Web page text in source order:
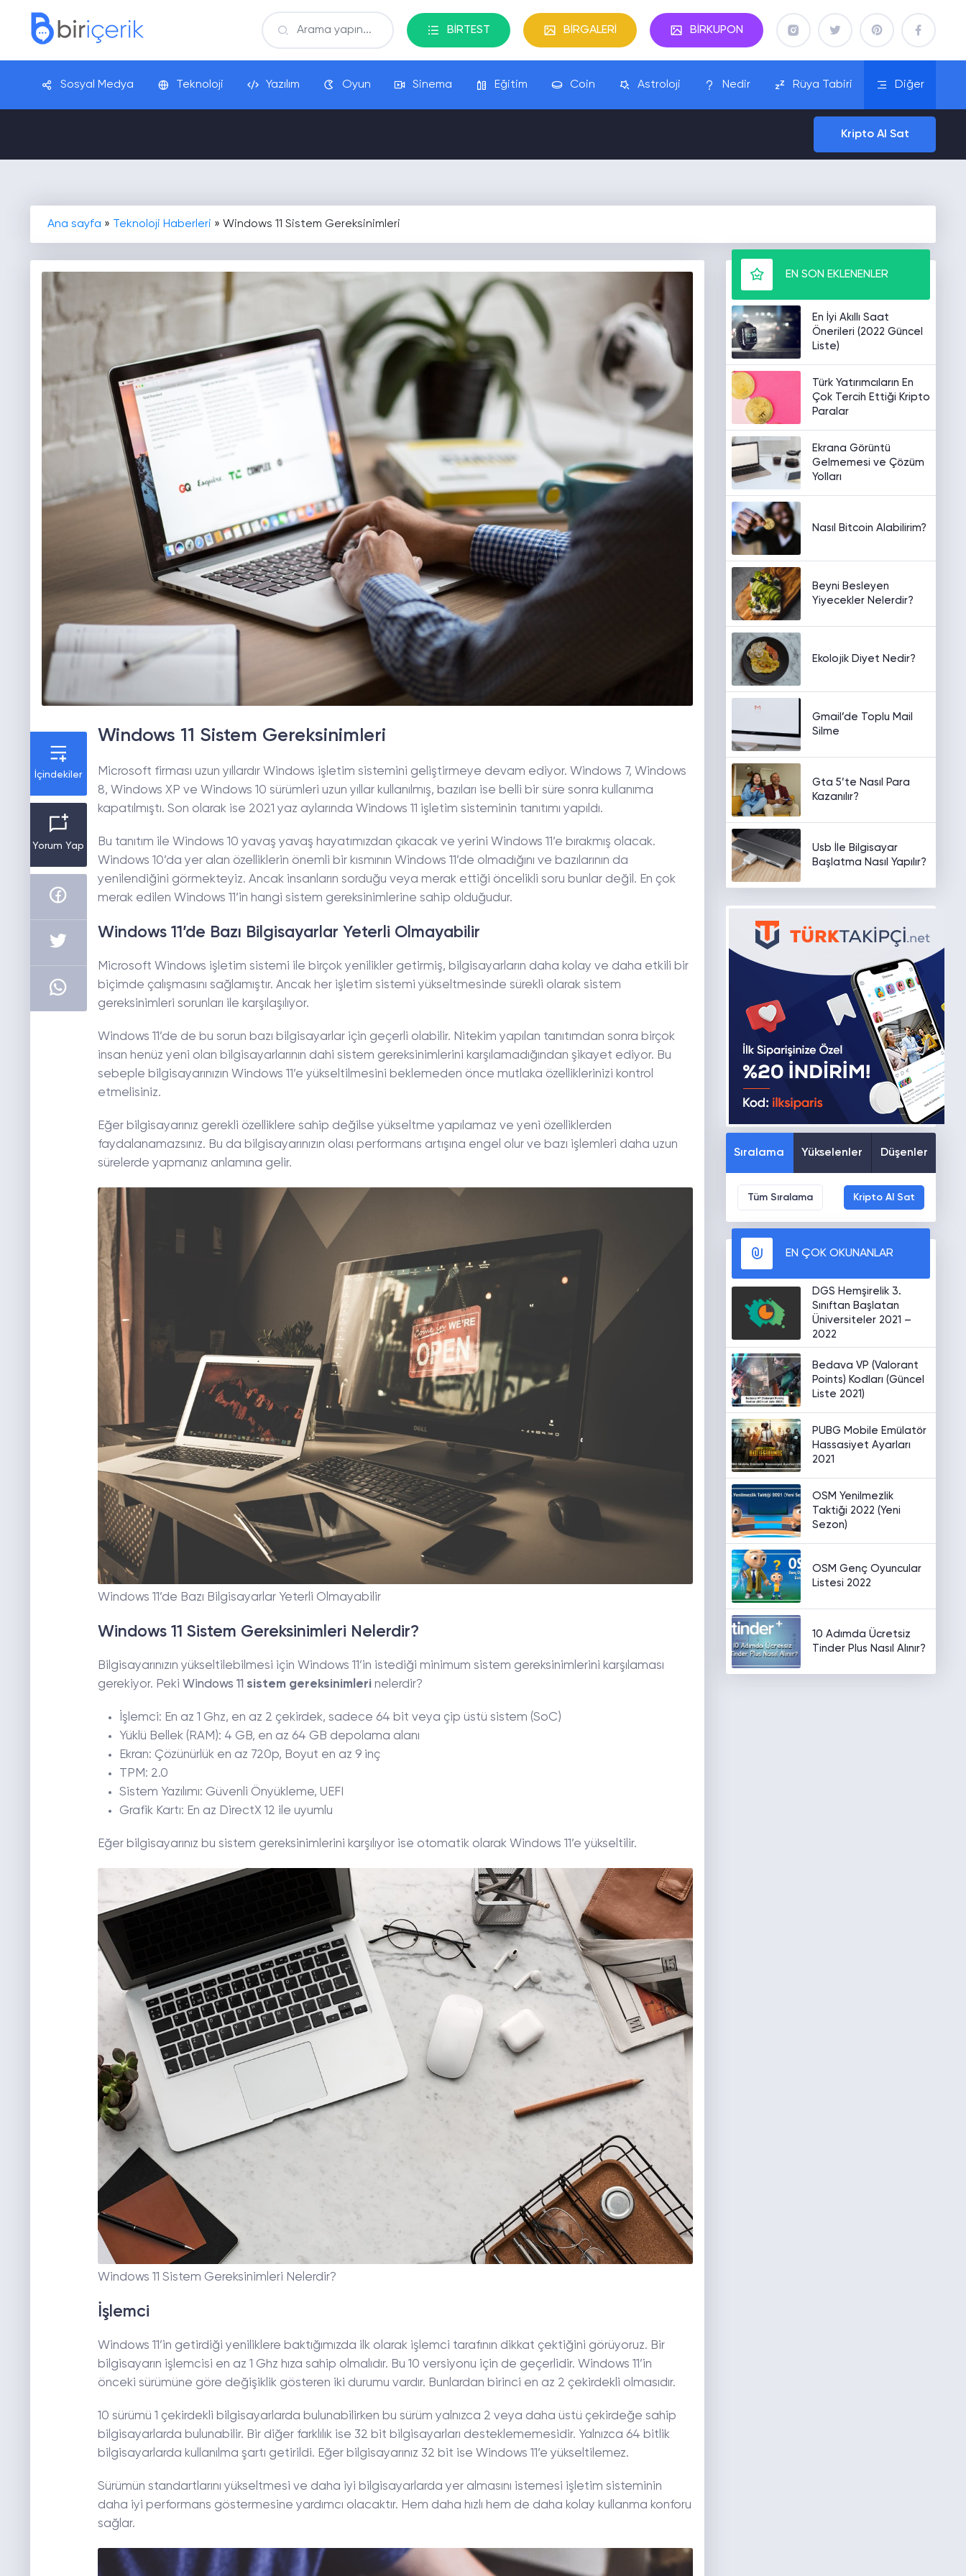
BİRTEST BİRGALERİ BİRKUPON
Sosyal Medya Teknoloji Yazılım Oyun Sinema Eğitim Coin Astroloji Nedir Rüya Tabiri Diğer
Kripto Al Sat
Ana sayfa » Teknoloji Haberleri » Windows 11 Sistem Gereksinimleri
İçindekiler
Yorum Yap
Windows 11 Sistem Gereksinimleri
Microsoft firması uzun yıllardır Windows işletim sistemini geliştirmeye devam ediyor. Windows 7, Windows
8, Windows XP ve Windows 10 sürümleri uzun yıllar kullanılmış, bazıları ise belli bir süre sonra kullanıma
kapatılmıştı. Son olarak ise 2021 yaz aylarında Windows 11 işletim sisteminin tanıtımı yapıldı.
Bu tanıtım ile Windows 10 yavaş yavaş hayatımızdan çıkacak ve yerini Windows 11’e bırakmış olacak.
Windows 10’da yer alan özelliklerin önemli bir kısmının Windows 11’de olmadığını ve bazılarının da
yenilendiğini görmekteyiz. Ancak insanların sorduğu veya merak ettiği öncelikli soru bunlar değil. En çok
merak edilen Windows 11’in hangi sistem gereksinimlerine sahip olduğudur.
Windows 11’de Bazı Bilgisayarlar Yeterli Olmayabilir
Microsoft Windows işletim sistemi ile birçok yenilikler getirmiş, bilgisayarların daha kolay ve daha etkili bir
biçimde çalışmasını sağlamıştır. Ancak her işletim sistemi yükseltmesinde sürekli olarak sistem
gereksinimleri sorunları ile karşılaşılıyor.
Windows 11’de de bu sorun bazı bilgisayarlar için geçerli olabilir. Nitekim yapılan tanıtımdan sonra birçok
insan henüz yeni olan bilgisayarlarının dahi sistem gereksinimlerini karşılamadığından şikayet ediyor. Bu
sebeple bilgisayarınızın Windows 11’e yükseltilmesini beklemeden önce mutlaka özelliklerinizi kontrol
etmelisiniz.
Eğer bilgisayarınız gerekli özelliklere sahip değilse yükseltme yapılamaz ve yeni özelliklerden
faydalanamazsınız. Bu da bilgisayarınızın olası performans artışına engel olur ve bazı işlemleri daha uzun
sürelerde yapmanız anlamına gelir.
Windows 11’de Bazı Bilgisayarlar Yeterli Olmayabilir
Windows 11 Sistem Gereksinimleri Nelerdir?
Bilgisayarınızın yükseltilebilmesi için Windows 11’in istediği minimum sistem gereksinimlerini karşılaması
gerekiyor. Peki Windows 11 sistem gereksinimlerinelerdir?
İşlemci: En az 1 Ghz, en az 2 çekirdek, sadece 64 bit veya çip üstü sistem (SoC)
Yüklü Bellek (RAM): 4 GB, en az 64 GB depolama alanı
Ekran: Çözünürlük en az 720p, Boyut en az 9 inç
TPM: 2.0
Sistem Yazılımı: Güvenli Önyükleme, UEFI
Grafik Kartı: En az DirectX 12 ile uyumlu
Eğer bilgisayarınız bu sistem gereksinimlerini karşılıyor ise otomatik olarak Windows 11’e yükseltilir.
Windows 11 Sistem Gereksinimleri Nelerdir?
İşlemci
Windows 11’in getirdiği yeniliklere baktığımızda ilk olarak işlemci tarafının dikkat çektiğini görüyoruz. Bir
bilgisayarın işlemcisi en az 1 Ghz hıza sahip olmalıdır. Bu 10 versiyonu için de geçerlidir. Windows 11’in
önceki sürümüne göre değişiklik gösteren iki durumu vardır. Bunlardan birinci en az 2 çekirdekli olmasıdır.
10 sürümü 1 çekirdekli bilgisayarlarda bulunabilirken bu sürüm yalnızca 2 veya daha üstü çekirdeğe sahip
bilgisayarlarda bulunabilir. Bir diğer farklılık ise 32 bit bilgisayarları desteklememesidir. Yalnızca 64 bitlik
bilgisayarlarda kullanılma şartı getirildi. Eğer bilgisayarınız 32 bit ise Windows 11’e yükseltilemez.
Sürümün standartlarını yükseltmesi ve daha iyi bilgisayarlarda yer almasını istemesi işletim sisteminin
daha iyi performans göstermesine yardımcı olacaktır. Hem daha hızlı hem de daha kolay kullanma konforu
sağlar.
EN SON EKLENENLER
En İyi Akıllı Saat
Önerileri (2022 Güncel
Liste)
Türk Yatırımcıların En
Çok Tercih Ettiği Kripto
Paralar
Ekrana Görüntü
Gelmemesi ve Çözüm
Yolları
Nasıl Bitcoin Alabilirim?
Beyni Besleyen
Yiyecekler Nelerdir?
Ekolojik Diyet Nedir?
Gmail’de Toplu Mail
Silme
Gta 5’te Nasıl Para
Kazanılır?
Usb İle Bilgisayar
Başlatma Nasıl Yapılır?
Sıralama Yükselenler Düşenler
Tüm Sıralama Kripto Al Sat
EN ÇOK OKUNANLAR
DGS Hemşirelik 3.
Sınıftan Başlatan
Üniversiteler 2021 –
2022
Bedava VP (Valorant
Points) Kodları (Güncel
Liste 2021)
PUBG Mobile Emülatör
Hassasiyet Ayarları
2021
OSM Yenilmezlik
Taktiği 2022 (Yeni
Sezon)
OSM Genç Oyuncular
Listesi 2022
10 Adımda Ücretsiz
Tinder Plus Nasıl Alınır?